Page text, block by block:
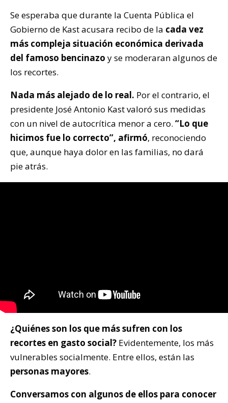
Se esperaba que durante la Cuenta Pública el
Gobierno de Kast acusara recibo de la cada vez
más compleja situación económica derivada
del famoso bencinazo y se moderaran algunos de
los recortes.
Nada más alejado de lo real. Por el contrario, el
presidente José Antonio Kast valoró sus medidas
con un nivel de autocrítica menor a cero. “Lo que
hicimos fue lo correcto”, afirmó, reconociendo
que, aunque haya dolor en las familias, no dará
pie atrás.
¿Quiénes son los que más sufren con los
recortes en gasto social? Evidentemente, los más
vulnerables socialmente. Entre ellos, están las
personas mayores.
Conversamos con algunos de ellos para conocer